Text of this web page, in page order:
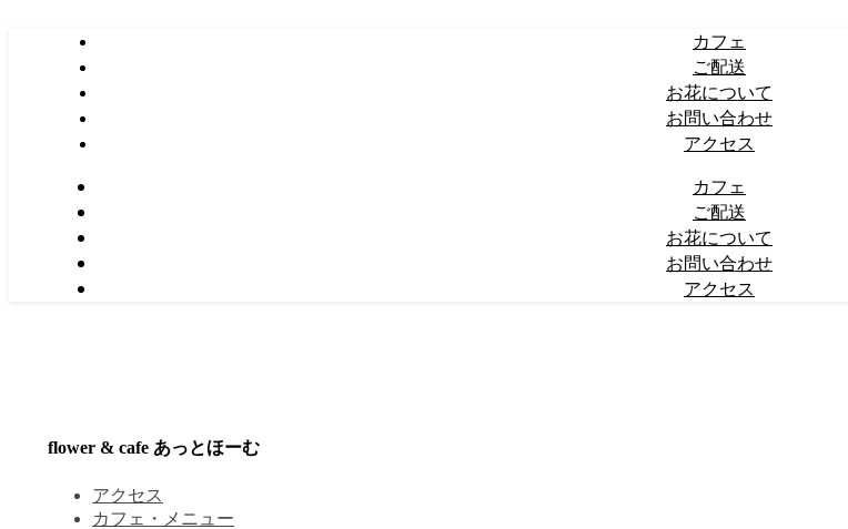
カフェ
ご配送
お花について
お問い合わせ
アクセス
カフェ
ご配送
お花について
お問い合わせ
アクセス
flower & cafe あっとほーむ
アクセス
カフェ・メニュー